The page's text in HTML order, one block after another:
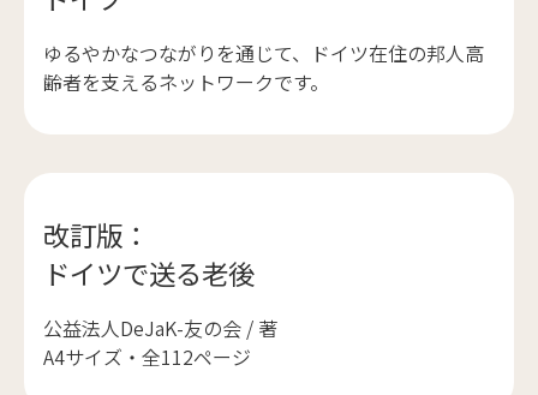
ゆるやかなつながりを通じて、ドイツ在住の邦人高
齢者を支えるネットワークです。
改訂版：
ドイツで送る老後
公益法人DeJaK-友の会 / 著
A4サイズ・全112ページ